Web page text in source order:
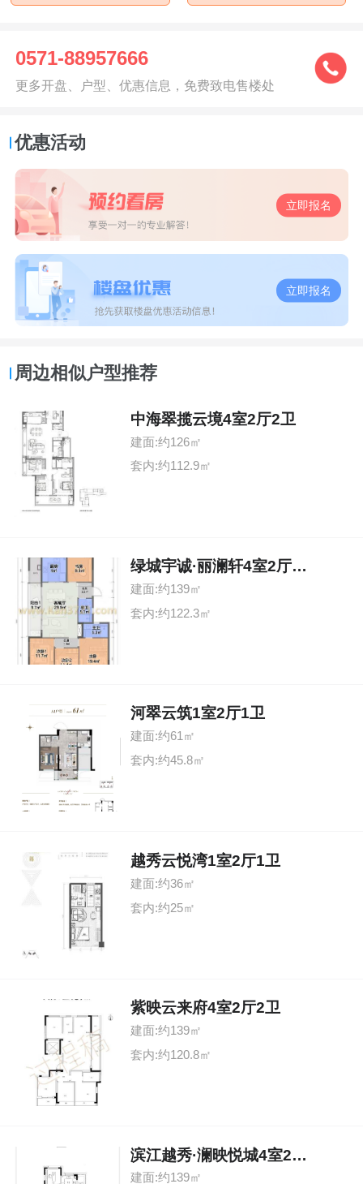
0571-88957666
更多开盘、户型、优惠信息，免费致电售楼处
优惠活动
立即报名
立即报名
周边相似户型推荐
中海翠揽云境4室2厅2卫
建面:约126㎡
套内:约112.9㎡
绿城宇诚·丽澜轩4室2厅2卫
建面:约139㎡
套内:约122.3㎡
河翠云筑1室2厅1卫
建面:约61㎡
套内:约45.8㎡
越秀云悦湾1室2厅1卫
建面:约36㎡
套内:约25㎡
紫映云来府4室2厅2卫
建面:约139㎡
套内:约120.8㎡
滨江越秀·澜映悦城4室2厅2卫
建面:约139㎡